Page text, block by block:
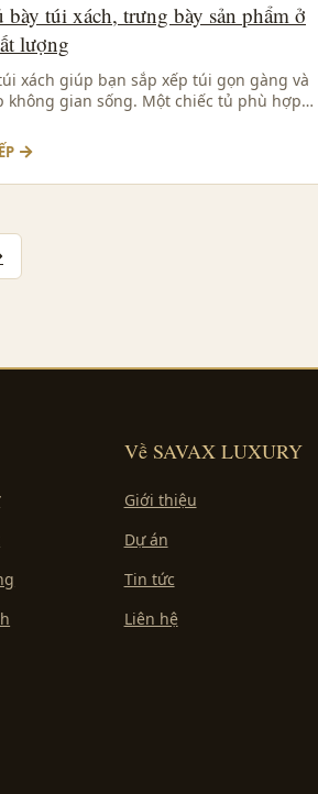
bày túi xách, trưng bày sản phẩm ở
lượng
xách giúp bạn sắp xếp túi gọn gàng và
không gian sống. Một chiếc tủ phù hợp…
Về SAVAX LUXURY
Giới thiệu
Dự án
Tin tức
Liên hệ